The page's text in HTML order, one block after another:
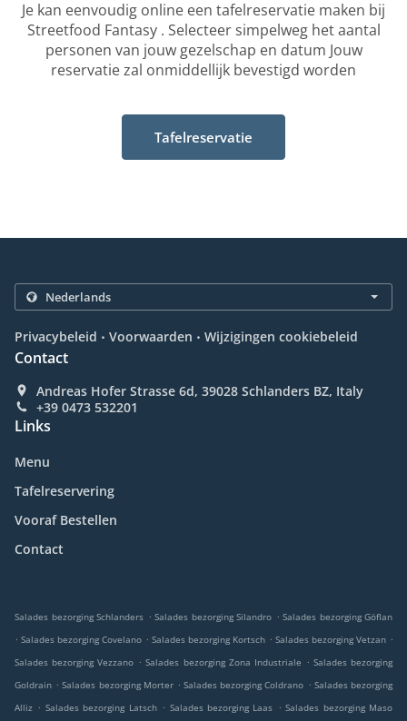
Je kan eenvoudig online een tafelreservatie maken bij
Streetfood Fantasy . Selecteer simpelweg het aantal
personen van jouw gezelschap en datum Jouw
reservatie zal onmiddellijk bevestigd worden
Tafelreservatie
Privacybeleid . Voorwaarden . Wijzigingen cookiebeleid
Contact
Andreas Hofer Strasse 6d, 39028 Schlanders BZ, Italy
+39 0473 532201
Links
Menu
Tafelreservering
Vooraf Bestellen
Contact
Salades bezorging Schlanders . Salades bezorging Silandro . Salades bezorging Göflan
. Salades bezorging Covelano . Salades bezorging Kortsch . Salades bezorging Vetzan .
Salades bezorging Vezzano . Salades bezorging Zona Industriale . Salades bezorging
Goldrain . Salades bezorging Morter . Salades bezorging Coldrano . Salades bezorging
Alliz . Salades bezorging Latsch . Salades bezorging Laas . Salades bezorging Maso